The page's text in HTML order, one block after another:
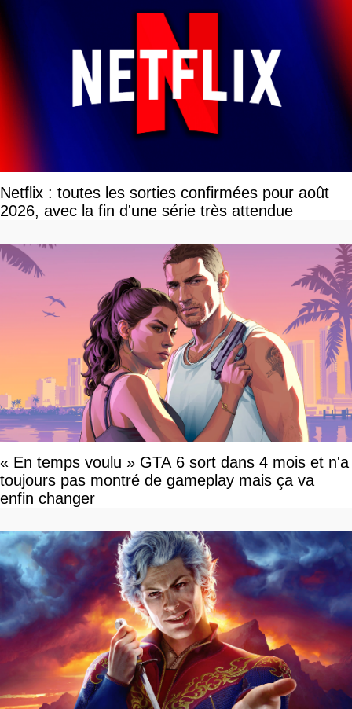
Netflix : toutes les sorties confirmées pour août
2026, avec la fin d'une série très attendue
« En temps voulu » GTA 6 sort dans 4 mois et n'a
toujours pas montré de gameplay mais ça va
enfin changer